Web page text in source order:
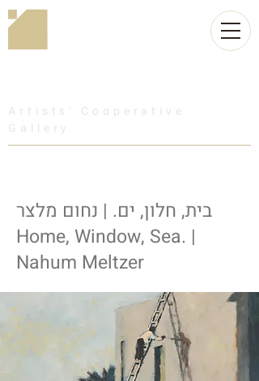
Artists' Cooperative
Gallery
בית, חלון, ים. | נחום מלצר
Home, Window, Sea. |
Nahum Meltzer